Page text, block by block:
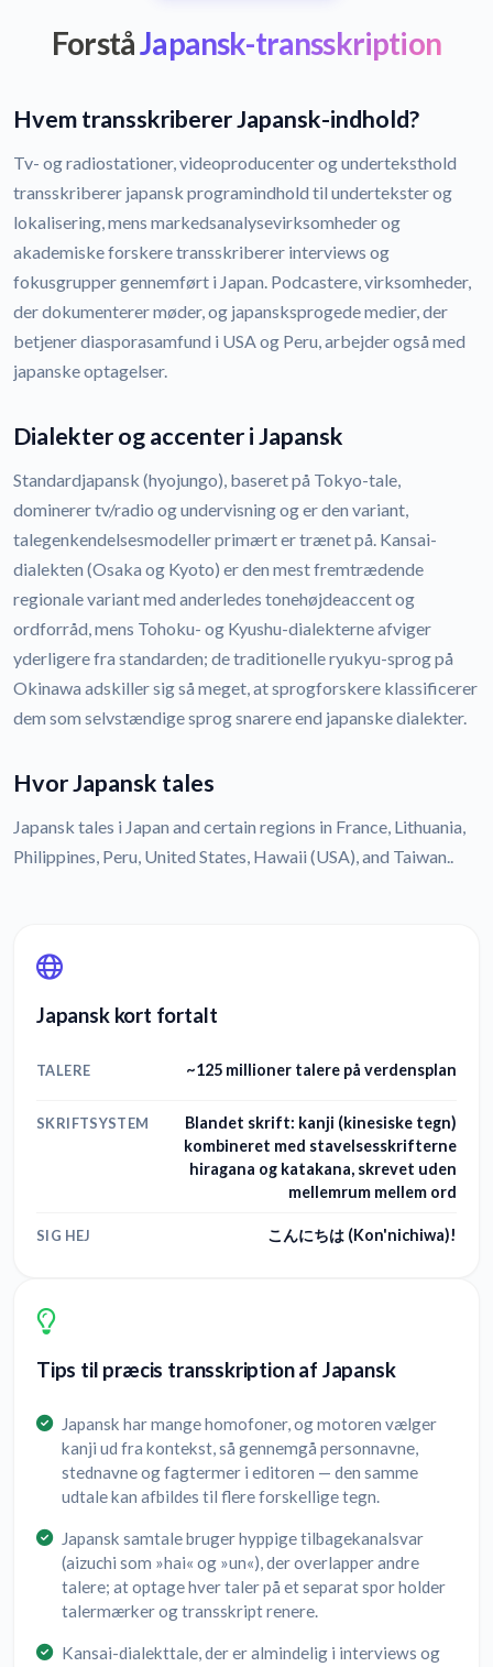
ForståJapansk-transskription
Hvem transskriberer Japansk-indhold?
Tv- og radiostationer, videoproducenter og underteksthold
transskriberer japansk programindhold til undertekster og
lokalisering, mens markedsanalysevirksomheder og
akademiske forskere transskriberer interviews og
fokusgrupper gennemført i Japan. Podcastere, virksomheder,
der dokumenterer møder, og japansksprogede medier, der
betjener diasporasamfund i USA og Peru, arbejder også med
japanske optagelser.
Dialekter og accenter i Japansk
Standardjapansk (hyojungo), baseret på Tokyo-tale,
dominerer tv/radio og undervisning og er den variant,
talegenkendelsesmodeller primært er trænet på. Kansai-
dialekten (Osaka og Kyoto) er den mest fremtrædende
regionale variant med anderledes tonehøjdeaccent og
ordforråd, mens Tohoku- og Kyushu-dialekterne afviger
yderligere fra standarden; de traditionelle ryukyu-sprog på
Okinawa adskiller sig så meget, at sprogforskere klassificerer
dem som selvstændige sprog snarere end japanske dialekter.
Hvor Japansk tales
Japansk tales i Japan and certain regions in France, Lithuania,
Philippines, Peru, United States, Hawaii (USA), and Taiwan..
Japansk kort fortalt
TALERE ~125 millioner talere på verdensplan
SKRIFTSYSTEM
Blandet skrift: kanji (kinesiske tegn)
kombineret med stavelsesskrifterne
hiragana og katakana, skrevet uden
mellemrum mellem ord
SIG HEJ こんにちは (Kon'nichiwa)!
Tips til præcis transskription af Japansk
Japansk har mange homofoner, og motoren vælger
kanji ud fra kontekst, så gennemgå personnavne,
stednavne og fagtermer i editoren — den samme
udtale kan afbildes til flere forskellige tegn.
Japansk samtale bruger hyppige tilbagekanalsvar
(aizuchi som »hai« og »un«), der overlapper andre
talere; at optage hver taler på et separat spor holder
talermærker og transskript renere.
Kansai-dialekttale, der er almindelig i interviews og